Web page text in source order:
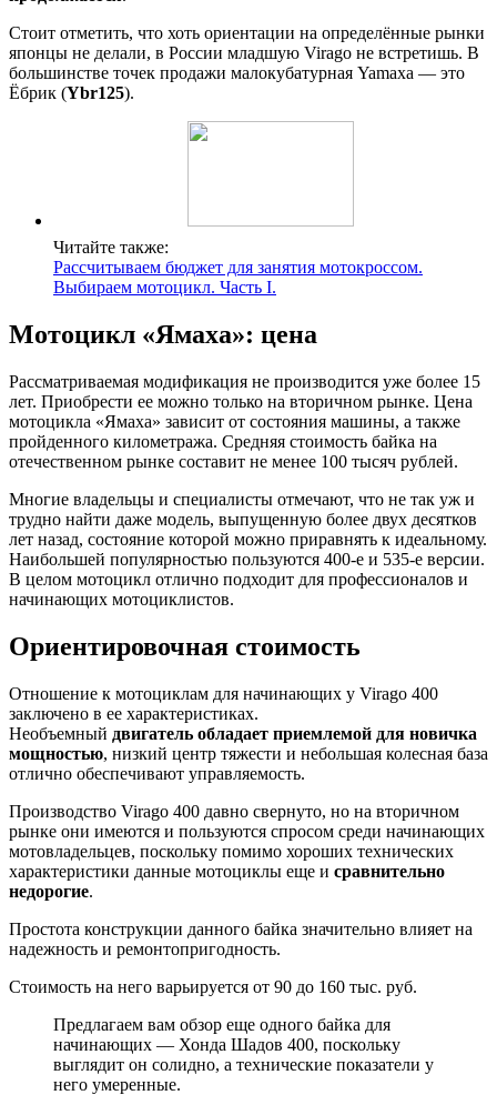
Стоит отметить, что хоть ориентации на определённые рынки
японцы не делали, в России младшую Virago не встретишь. В
большинстве точек продажи малокубатурная Yamaxa — это
Ёбрик (Ybr125).
Читайте также:
Рассчитываем бюджет для занятия мотокроссом.
Выбираем мотоцикл. Часть I.
Мотоцикл «Ямаха»: цена
Рассматриваемая модификация не производится уже более 15
лет. Приобрести ее можно только на вторичном рынке. Цена
мотоцикла «Ямаха» зависит от состояния машины, а также
пройденного километража. Средняя стоимость байка на
отечественном рынке составит не менее 100 тысяч рублей.
Многие владельцы и специалисты отмечают, что не так уж и
трудно найти даже модель, выпущенную более двух десятков
лет назад, состояние которой можно приравнять к идеальному.
Наибольшей популярностью пользуются 400-е и 535-е версии.
В целом мотоцикл отлично подходит для профессионалов и
начинающих мотоциклистов.
Ориентировочная стоимость
Отношение к мотоциклам для начинающих у Virago 400
заключено в ее характеристиках.
Необъемный двигатель обладает приемлемой для новичка
мощностью, низкий центр тяжести и небольшая колесная база
отлично обеспечивают управляемость.
Производство Virago 400 давно свернуто, но на вторичном
рынке они имеются и пользуются спросом среди начинающих
мотовладельцев, поскольку помимо хороших технических
характеристики данные мотоциклы еще и сравнительно
недорогие.
Простота конструкции данного байка значительно влияет на
надежность и ремонтопригодность.
Стоимость на него варьируется от 90 до 160 тыс. руб.
Предлагаем вам обзор еще одного байка для
начинающих — Хонда Шадов 400, поскольку
выглядит он солидно, а технические показатели у
него умеренные.